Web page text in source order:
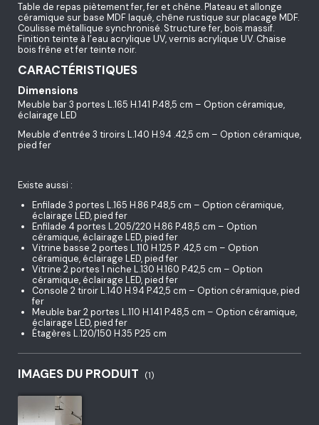
Table de repas piètement fer, fer et chêne. Plateau et allonge
céramique sur base MDF laqué, chêne rustique sur placage MDF.
Coulisse métallique synchronisé. Structure fer, bois massif.
Finition teinte à l’eau acrylique UV, vernis acrylique UV. Chaise
bois frêne et fer teinte noir.
CARACTÉRISTIQUES
Dimensions
Meuble bar 3 portes L.165 H.141 P.48,5 cm – Option céramique,
éclairage LED
Meuble d’entrée 3 tiroirs L.140 H.94 .42,5 cm – Option céramique,
pied fer
Existe aussi :
Enfilade 3 portes L.165 H.86 P.48,5 cm – Option céramique,
éclairage LED, pied fer
Enfilade 4 portes L.205/220 H.86 P.48,5 cm – Option
céramique, éclairage LED, pied fer
Vitrine basse 2 portes L.110 H.125 P .42,5 cm – Option
céramique, éclairage LED, pied fer
Vitrine 2 portes 1 niche L.130 H.160 P.42,5 cm – Option
céramique, éclairage LED, pied fer
Console 2 tiroir L.140 H.94 P.42,5 cm – Option céramique, pied
fer
Meuble bar 2 portes L.110 H.141 P.48,5 cm – Option céramique,
éclairage LED, pied fer
Étagères L.120/150 H.35 P.25 cm
IMAGES DU PRODUIT (1)